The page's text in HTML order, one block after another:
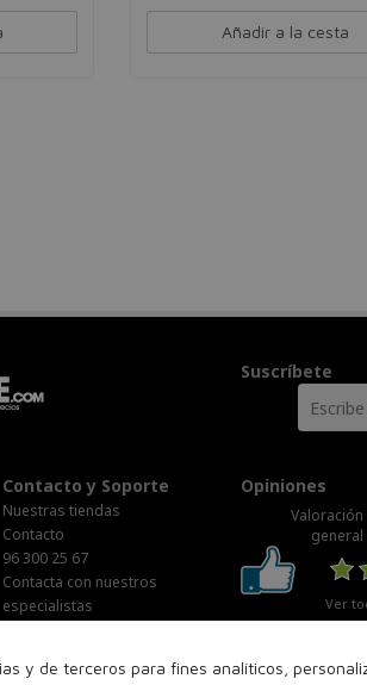
Añadir a la cesta
y de terceros para fines analíticos,
Suscríbete
Contacto y Soporte
Nuestras tiendas
Contacto
96 300 25 67
Contacta con nuestros
especialistas
Lunes-Jueves : 9:00h-19:00h
Opiniones
Valoración
general
Ver